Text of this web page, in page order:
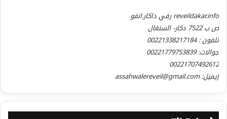
reveildakar.info رفي داكار.انفو
ص ب 7522 دكار- السنغال
تلفون : 00221338217184
جوالات: 00221779753839
00221707492612
إيميل: assahwalereveil@gmail.com